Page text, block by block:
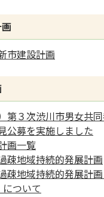
市建設計画
）第３次渋川市男女共
公募を実施しました
画一覧
疎地域持続的発展計画
疎地域持続的発展計
ついて